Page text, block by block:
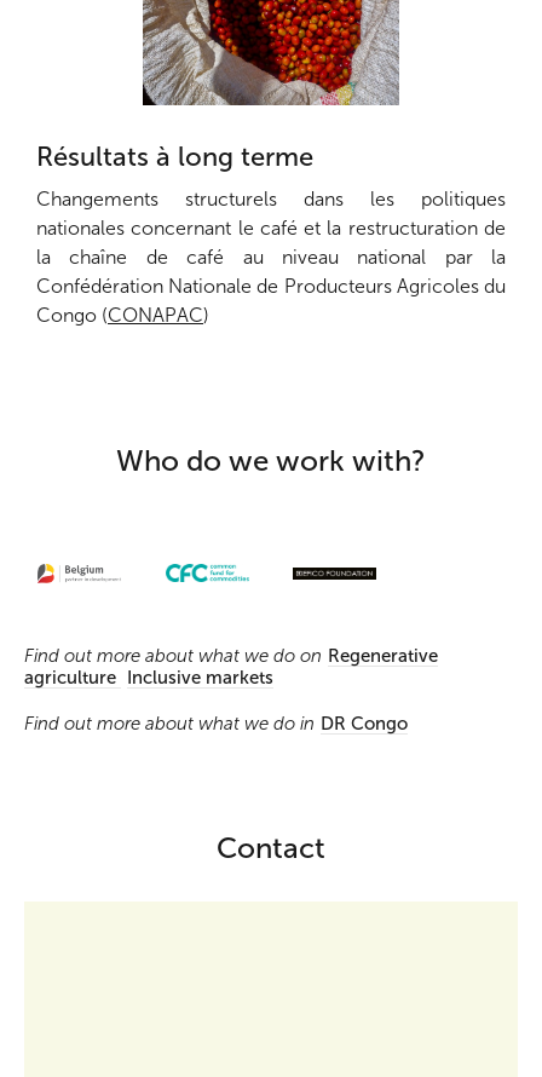
Résultats à long terme
Changements structurels dans les politiques
nationales concernant le café et la restructuration de
la chaîne de café au niveau national par la
Confédération Nationale de Producteurs Agricoles du
Congo (CONAPAC)
Who do we work with?
Find out more about what we do on Regenerative
agriculture
Inclusive markets
Find out more about what we do in DR Congo
Contact